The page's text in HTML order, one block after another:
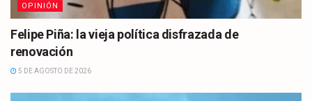
OPINIÓN
Felipe Piña: la vieja política disfrazada de
renovación
5 DE AGOSTO DE 2026